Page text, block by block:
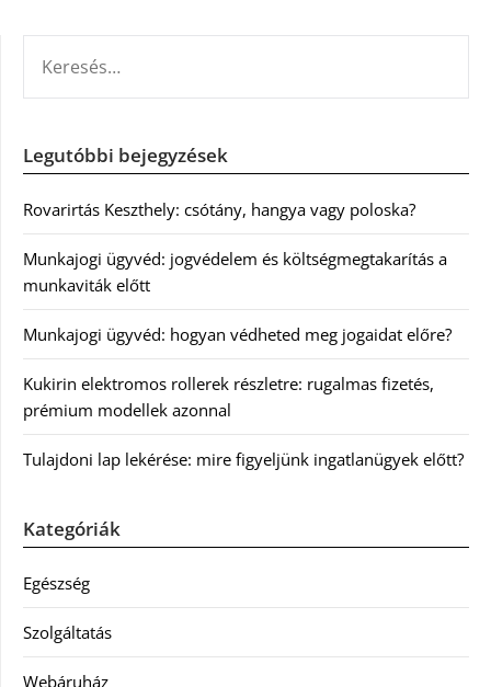
Legutóbbi bejegyzések
Rovarirtás Keszthely: csótány, hangya vagy poloska?
Munkajogi ügyvéd: jogvédelem és költségmegtakarítás a
munkaviták előtt
Munkajogi ügyvéd: hogyan védheted meg jogaidat előre?
Kukirin elektromos rollerek részletre: rugalmas fizetés,
prémium modellek azonnal
Tulajdoni lap lekérése: mire figyeljünk ingatlanügyek előtt?
Kategóriák
Egészség
Szolgáltatás
Webáruház